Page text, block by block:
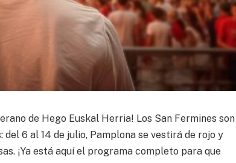
de Hego Euskal Herria! Los San Fermines son
6 al 14 de julio, Pamplona se vestirá de rojo y
¡Ya está aquí el programa completo para que